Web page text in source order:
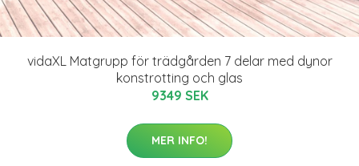
vidaXL Matgrupp för trädgården 7 delar med dynor
konstrotting och glas
9349 SEK
MER INFO!